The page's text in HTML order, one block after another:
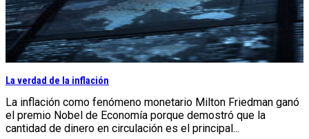
La verdad de la inflación
La inflación como fenómeno monetario Milton Friedman ganó
el premio Nobel de Economía porque demostró que la
cantidad de dinero en circulación es el principal...